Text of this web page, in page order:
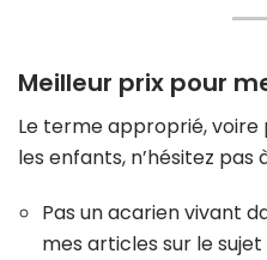
Meilleur prix pour
Le terme approprié, voire
les enfants, n’hésitez
Pas un acarien vivant
mes articles sur le